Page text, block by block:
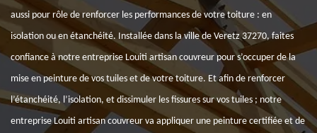
aussi pour rôle de renforcer les performances de votre toiture : en
isolation ou en étanchéité. Installée dans la ville de Veretz 37270, faites
confiance à notre entreprise Louiti artisan couvreur pour s’occuper de la
mise en peinture de vos tuiles et de votre toiture. Et afin de renforcer
l’étanchéité, l’isolation, et dissimuler les fissures sur vos tuiles ; notre
entreprise Louiti artisan couvreur va appliquer une peinture certifiée et de